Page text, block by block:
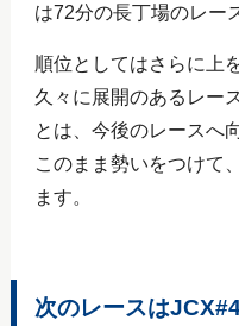
は72分の長丁場のレー
順位としてはさらに上
久々に展開のあるレー
とは、今後のレースへ
このまま勢いをつけて
ます。
次のレースは